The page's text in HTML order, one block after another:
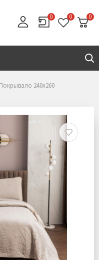
0 0 0
240х260